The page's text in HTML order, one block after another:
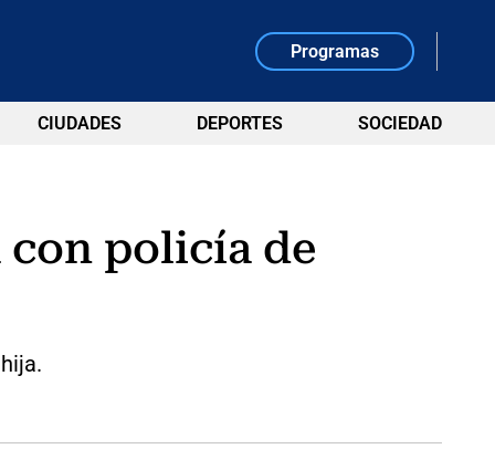
Programas
CIUDADES DEPORTES SOCIEDAD
policía de